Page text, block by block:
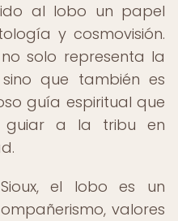
al lobo un papel
y cosmovisión.
solo representa la
que también es
guía espiritual que
a la tribu en
el lobo es un
valores